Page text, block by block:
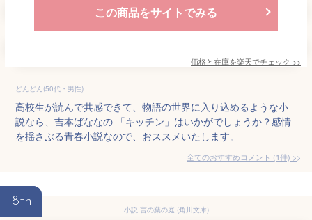
この商品をサイトでみる
価格と在庫を楽天でチェック >>
どんどん(50代・男性)
高校生が読んで共感できて、物語の世界に入り込めるような小
説なら、吉本ばななの 「キッチン」はいかがでしょうか？感情
を揺さぶる青春小説なので、おススメいたします。
全てのおすすめコメント (1件) >
18th
小説 言の葉の庭 (角川文庫)